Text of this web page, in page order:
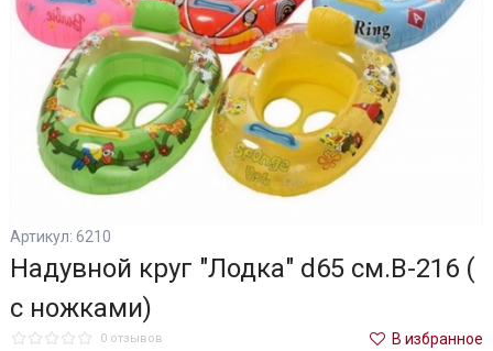
Артикул: 6210
Надувной круг "Лодка" d65 см.В-216 (
с ножками)
0 отзывов В избранное